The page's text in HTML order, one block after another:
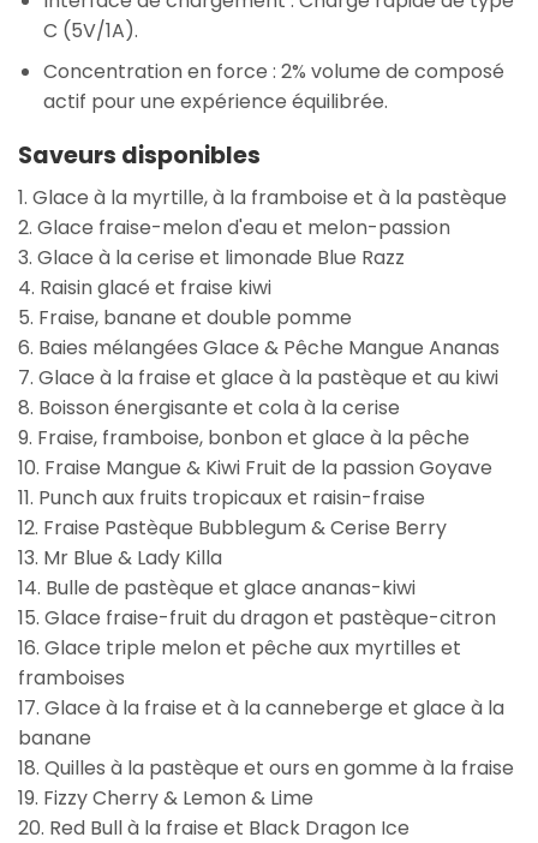
C (5V/1A).
Concentration en force : 2% volume de composé
actif pour une expérience équilibrée.
Saveurs disponibles
1. Glace à la myrtille, à la framboise et à la pastèque
2. Glace fraise-melon d'eau et melon-passion
3. Glace à la cerise et limonade Blue Razz
4. Raisin glacé et fraise kiwi
5. Fraise, banane et double pomme
6. Baies mélangées Glace & Pêche Mangue Ananas
7. Glace à la fraise et glace à la pastèque et au kiwi
8. Boisson énergisante et cola à la cerise
9. Fraise, framboise, bonbon et glace à la pêche
10. Fraise Mangue & Kiwi Fruit de la passion Goyave
11. Punch aux fruits tropicaux et raisin-fraise
12. Fraise Pastèque Bubblegum & Cerise Berry
13. Mr Blue & Lady Killa
14. Bulle de pastèque et glace ananas-kiwi
15. Glace fraise-fruit du dragon et pastèque-citron
16. Glace triple melon et pêche aux myrtilles et
framboises
17. Glace à la fraise et à la canneberge et glace à la
banane
18. Quilles à la pastèque et ours en gomme à la fraise
19. Fizzy Cherry & Lemon & Lime
20. Red Bull à la fraise et Black Dragon Ice